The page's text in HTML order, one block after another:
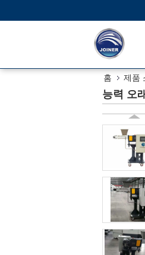
홈 제품
능력 오